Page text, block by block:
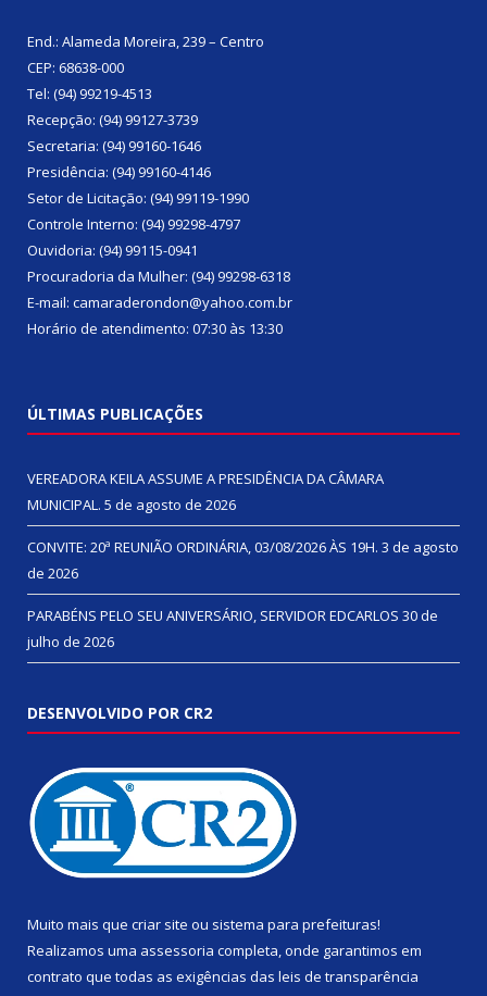
End.: Alameda Moreira, 239 – Centro
CEP: 68638-000
Tel: (94) 99219-4513
Recepção: (94) 99127-3739
Secretaria: (94) 99160-1646
Presidência: (94) 99160-4146
Setor de Licitação: (94) 99119-1990
Controle Interno: (94) 99298-4797
Ouvidoria: (94) 99115-0941
Procuradoria da Mulher: (94) 99298-6318
E-mail: camaraderondon@yahoo.com.br
Horário de atendimento: 07:30 às 13:30
ÚLTIMAS PUBLICAÇÕES
VEREADORA KEILA ASSUME A PRESIDÊNCIA DA CÂMARA
MUNICIPAL. 5 de agosto de 2026
CONVITE: 20ª REUNIÃO ORDINÁRIA, 03/08/2026 ÀS 19H. 3 de agosto
de 2026
PARABÉNS PELO SEU ANIVERSÁRIO, SERVIDOR EDCARLOS 30 de
julho de 2026
DESENVOLVIDO POR CR2
Muito mais que criar site ou sistema para prefeituras!
Realizamos uma assessoria completa, onde garantimos em
contrato que todas as exigências das leis de transparência